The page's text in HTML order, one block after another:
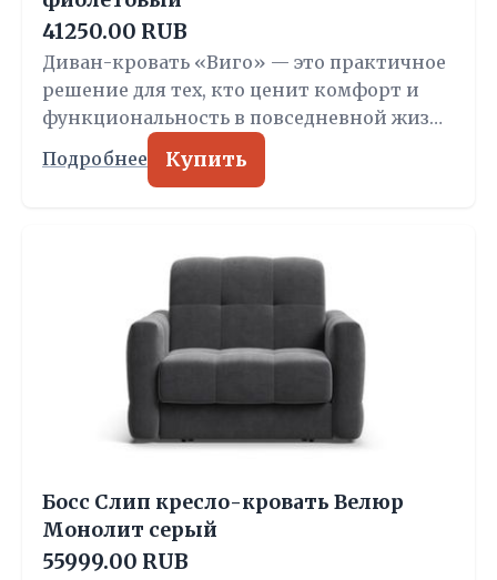
41250.00 RUB
Диван-кровать «Виго» — это практичное
решение для тех, кто ценит комфорт и
функциональность в повседневной жиз…
Подробнее Купить
Босс Слип кресло-кровать Велюр
Монолит серый
55999.00 RUB